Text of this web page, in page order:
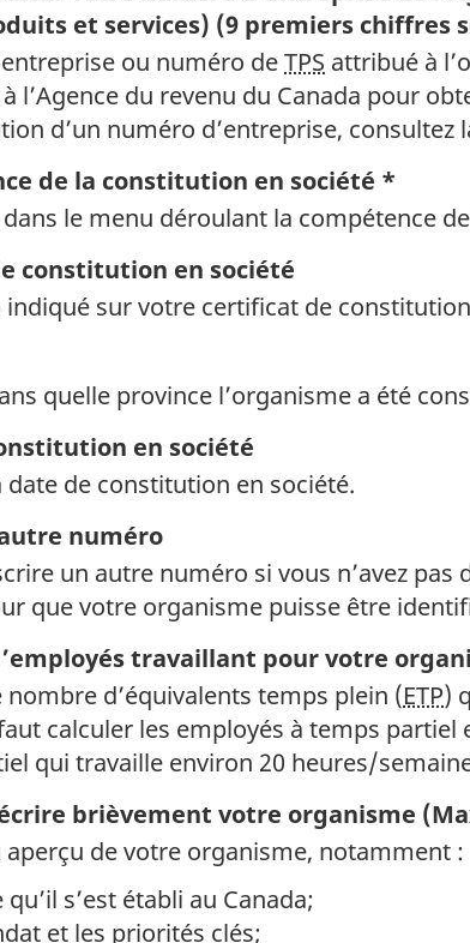
et services) (9 premiers chiffres
ou numéro deTPS attribué à
à l’Agence du revenu du Canada pour
d’un numéro d’entreprise, consultez
de la constitution en société *
dans le menu déroulant la compétence
constitution en société
indiqué sur votre certificat de
quelle province l’organisme a été
en société
date de constitution en société.
numéro
un autre numéro si vous n’avez pas
que votre organisme puisse être
travaillant pour votre
d’équivalents temps plein (ETP)
calculer les employés à temps
qui travaille environ 20 heures/
brièvement votre organisme
aperçu de votre organisme, notamment :
qu’il s’est établi au Canada;
et les priorités clés;